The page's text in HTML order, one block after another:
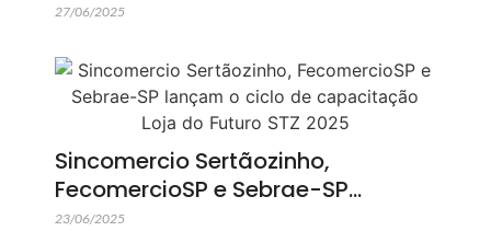
27/06/2025
Sincomercio Sertãozinho,
FecomercioSP e Sebrae-SP…
23/06/2025